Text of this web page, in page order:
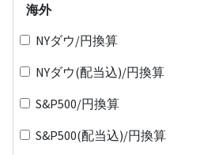
海外
NYダウ/円換算
NYダウ(配当込)/円換算
S&P500/円換算
S&P500(配当込)/円換算